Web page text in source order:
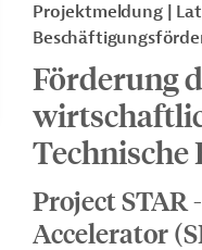
Projektmeldung
Förderung
Technische
Project STAR
Accelerator